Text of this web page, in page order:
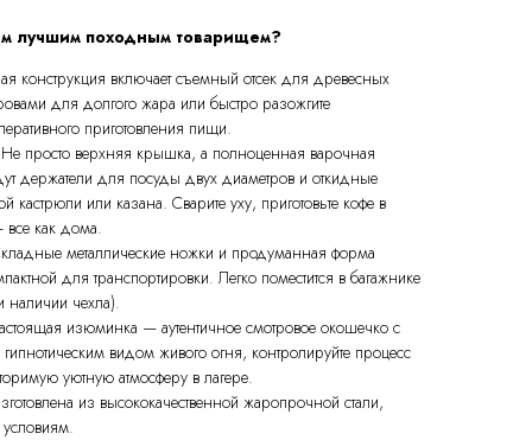
лучшим походным товарищем?
конструкция включает съемный отсек для древесных
для долгого жара или быстро разожгите
приготовления пищи.
просто верхняя крышка, а полноценная варочная
держатели для посуды двух диаметров и откидные
или казана. Сварите уху, приготовьте кофе в
все как дома.
металлические ножки и продуманная форма
для транспортировки. Легко поместится в багажнике
чехла).
изюминка — аутентичное смотровое окошечко с
видом живого огня, контролируйте процесс
уютную атмосферу в лагере.
из высококачественной жаропрочной стали,